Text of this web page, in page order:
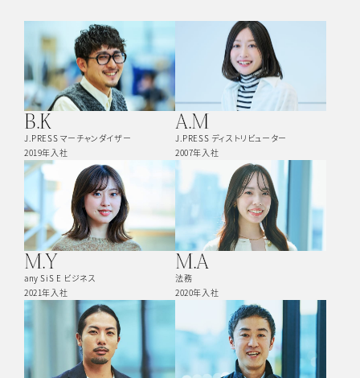
B.K
J.PRESS マーチャンダイザー
2019年入社
A.M
J.PRESS ディストリビューター
2007年入社
M.Y
any SiS E ビジネス
2021年入社
M.A
法務
2020年入社